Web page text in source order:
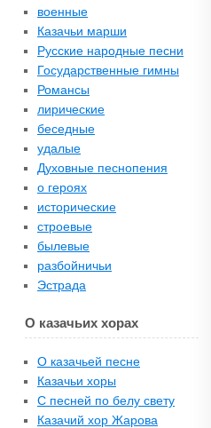
военные
Казачьи марши
Русские народные песни
Государственные гимны
Романсы
лирические
беседные
удалые
Духовные песнопения
о героях
исторические
строевые
былевые
разбойничьи
Эстрада
О казачьих хорах
О казачьей песне
Казачьи хоры
С песней по белу свету
Казачий хор Жарова